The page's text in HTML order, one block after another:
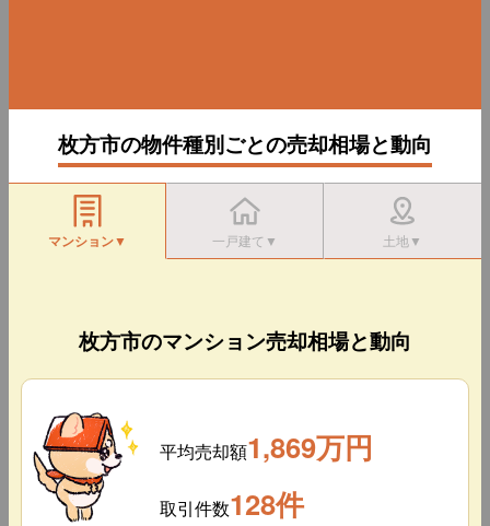
枚方市の物件種別ごとの売却相場と動向
マンション▼ 一戸建て▼ 土地▼
枚方市のマンション売却相場と動向
平均売却額1,869万円
取引件数128件